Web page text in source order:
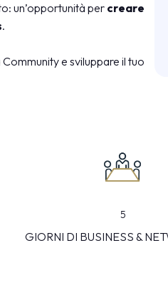
un’opportunità per creare
.
e sviluppare il tuo
5
GIORNI DI BUSINESS &